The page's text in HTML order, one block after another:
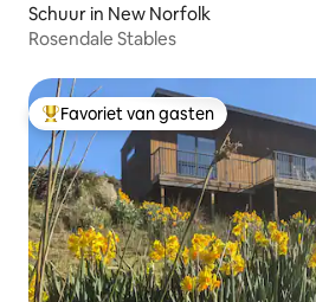
Schuur in New Norfolk
Rosendale Stables
Topfavoriet van gasten
Favoriet van gasten